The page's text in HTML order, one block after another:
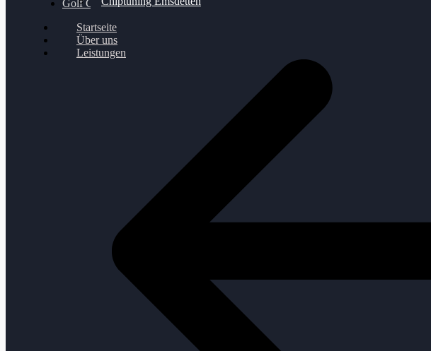
Golf Gewinnspiel
Startseite
Über uns
Leistungen